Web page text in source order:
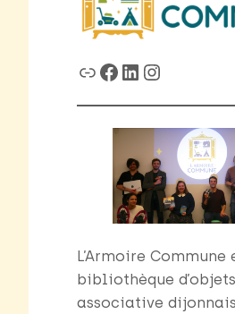
Link Facebook LinkedIn Instagram
L’Armoire Commune
bibliothèque d’objets
associative